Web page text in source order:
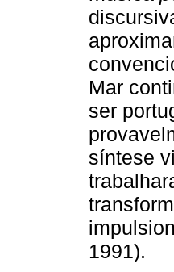
Mar
ser
síntese
1991).